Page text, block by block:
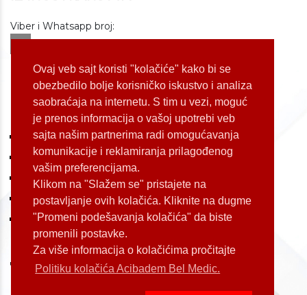
Ovaj veb sajt koristi "kolačiće" kako bi se
obezbedilo bolje korisničko iskustvo i analiza
saobraćaja na internetu. S tim u vezi, moguć
je prenos informacija o vašoj upotrebi veb
sajta našim partnerima radi omogućavanja
komunikacije i reklamiranja prilagođenog
vašim preferencijama.
Klikom na "Slažem se" pristajete na
postavljanje ovih kolačića. Kliknite na dugme
"Promeni podešavanja kolačića" da biste
promenili postavke.
Za više informacija o kolačićima pročitajte
Politiku kolačića Acibadem Bel Medic.
Viber i Whatsapp broj:
+381 60 309 1070
Dostupnost: od 07 do 22h
LOKACIJE
Koste Jovanovića 87 (Voždovac)
Bulevar Oslobođenja 155 (Voždovac)
Bulevar Oslobođenja 165 (Voždovac)
Kneginje Zorke 7 (Slavija)
Palmira Toljatija 1 (Novi Beograd)